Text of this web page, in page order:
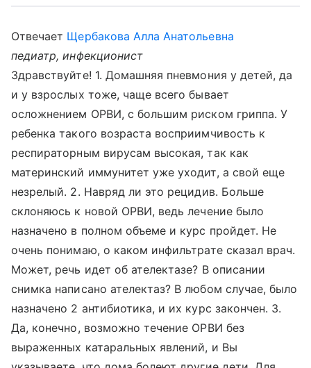
Отвечает Щербакова Алла Анатольевна
педиатр, инфекционист
Здравствуйте! 1. Домашняя пневмония у детей, да
и у взрослых тоже, чаще всего бывает
осложнением ОРВИ, с большим риском гриппа. У
ребенка такого возраста восприимчивость к
респираторным вирусам высокая, так как
материнский иммунитет уже уходит, а свой еще
незрелый. 2. Навряд ли это рецидив. Больше
склоняюсь к новой ОРВИ, ведь лечение было
назначено в полном объеме и курс пройдет. Не
очень понимаю, о каком инфильтрате сказал врач.
Может, речь идет об ателектазе? В описании
снимка написано ателектаз? В любом случае, было
назначено 2 антибиотика, и их курс закончен. 3.
Да, конечно, возможно течение ОРВИ без
выраженных катаральных явлений, и Вы